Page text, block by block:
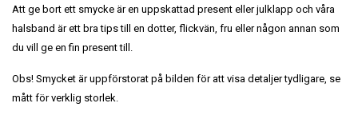
Att ge bort ett smycke är en uppskattad present eller julklapp och våra
halsband är ett bra tips till en dotter, flickvän, fru eller någon annan som
du vill ge en fin present till.
Obs! Smycket är uppförstorat på bilden för att visa detaljer tydligare, se
mått för verklig storlek.